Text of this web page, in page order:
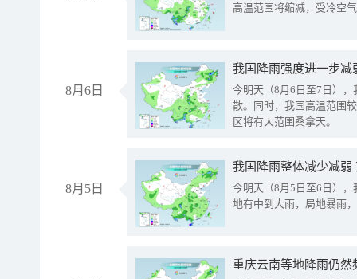
高温范围将缩减，受冷空
8月6日
今明天（8月6日至7日）
散。同时，我国高温范围
区将有大范围桑拿天。
8月5日
我国降雨整体减少减弱
今明天（8月5日至6日）
地有中到大雨，局地暴雨
重庆云南等地降雨仍然